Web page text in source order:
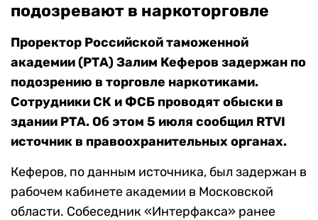
подозревают в наркоторговле
Проректор Российской таможенной
академии (РТА) Залим Кеферов задержан по
подозрению в торговле наркотиками.
Сотрудники СК и ФСБ проводят обыски в
здании РТА. Об этом 5 июля сообщил RTVI
источник в правоохранительных органах.
Кеферов, по данным источника, был задержан в
рабочем кабинете академии в Московской
области. Собеседник «Интерфакса» ранее